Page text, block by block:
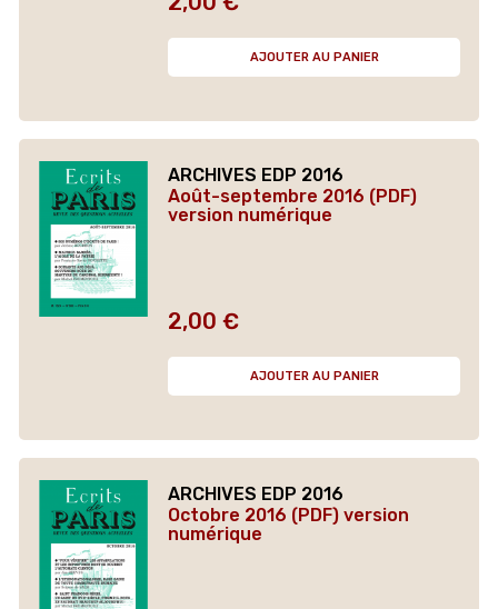
AJOUTER AU PANIER
ARCHIVES EDP 2016
Août-septembre 2016 (PDF)
version numérique
Prix
2,00 €
AJOUTER AU PANIER
ARCHIVES EDP 2016
Octobre 2016 (PDF) version
numérique